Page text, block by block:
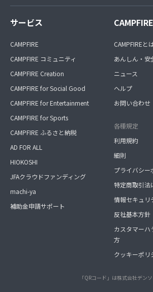
サービス
CAMPFIRE
CAMPFIRE コミュニティ
CAMPFIRE Creation
CAMPFIRE for Social Good
CAMPFIRE for Entertainment
CAMPFIRE for Sports
CAMPFIRE ふるさと納税
AD FOR ALL
HIOKOSHI
JFAクラウドファンディング
machi-ya
補助金申請サポート
CAMPFIREと
あんしん・安
ニュース
ヘルプ
お問い合わせ
各種規定
利用規約
細則
プライバシー
特定商取引法
情報セキュリ
反社基本方針
カスタマーハ
方
クッキーポリ
「QRコード」は株式会社デン